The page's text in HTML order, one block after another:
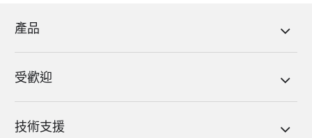
產品
受歡迎
技術支援